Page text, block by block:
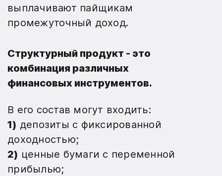
выплачивают пайщикам
промежуточный доход.
Структурный продукт - это
комбинация различных
финансовых инструментов.
В его состав могут входить:
1) депозиты с фиксированной
доходностью;
2) ценные бумаги с переменной
прибылью;